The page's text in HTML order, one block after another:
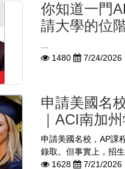
你知道一門
請大學的位
1480
7/24/2026
申請美國名
｜ACI南加
申請美國名校，AP課
錄取。但事實上，招
1628
7/21/2026